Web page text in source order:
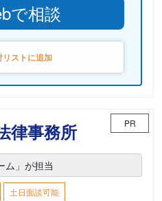
で相談
リストに追加
律事務所 PR
ム」が担当
土日面談可能